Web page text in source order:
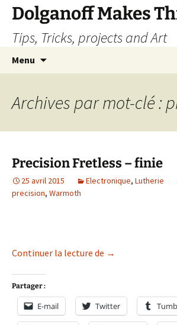
Dolganoff Makes
Tips, Tricks, projects and Art
Menu
Archives par mot-clé :
Precision Fretless – finie
25 avril 2015 Electronique, Lutherie
precision, Warmoth
Continuer la lecture de Precision Fretless
→
Partager :
E-mail Twitter